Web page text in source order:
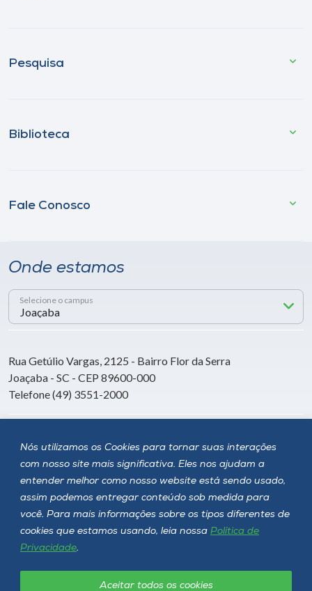
Nós utilizamos os Cookies para tornar suas interações
com nosso site mais significativa. Eles nos ajudam a
entender melhor como nosso website está sendo usado,
assim podemos entregar conteúdo sob medida para
você. Para mais informações sobre os tipos diferentes de
cookies que estamos usando, leia nossa Política de
Privacidade.
Aceitar todos os cookies
Pesquisa
Biblioteca
Fale Conosco
Onde estamos
Selecione o campus
Rua Getúlio Vargas, 2125 - Bairro Flor da Serra
Joaçaba - SC - CEP 89600-000
Telefone (49) 3551-2000
Siga a Unoesc